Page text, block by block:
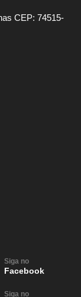
CEP: 74515-
Siga no
Facebook
Siga no